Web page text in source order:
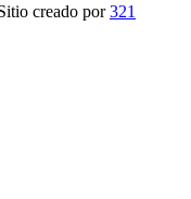
creado por321